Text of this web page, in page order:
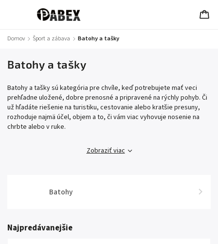
Domov / Šport a zábava / Batohy a tašky
Batohy a tašky
Batohy a tašky sú kategória pre chvíle, keď potrebujete mať veci
prehľadne uložené, dobre prenosné a pripravené na rýchly pohyb. Či
už hľadáte riešenie na turistiku, cestovanie alebo kratšie presuny,
rozhoduje najmä účel, objem a to, či vám viac vyhovuje nosenie na
chrbte alebo v ruke.
Zobraziť viac
Batohy
Najpredávanejšie